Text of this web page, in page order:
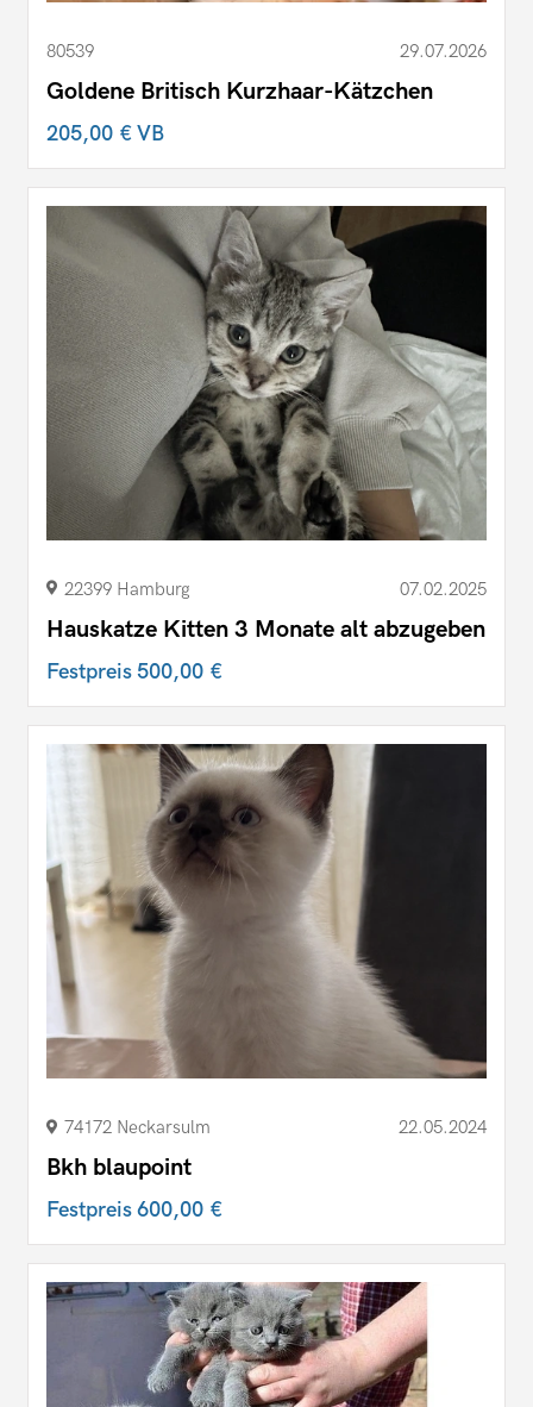
80539 29.07.2026
Goldene Britisch Kurzhaar-Kätzchen
205,00 €VB
22399 Hamburg 07.02.2025
Hauskatze Kitten 3 Monate alt abzugeben
Festpreis500,00 €
74172 Neckarsulm 22.05.2024
Bkh blaupoint
Festpreis600,00 €